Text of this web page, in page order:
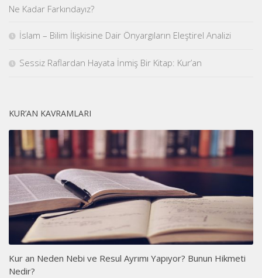
Ne Kadar Farkındayız?
İslam – Bilim İlişkisine Dair Önyargıların Eleştirel Analizi
Sessiz Raflardan Hayata İnmiş Bir Kitap: Kur’an
KUR’AN KAVRAMLARI
Kur an Neden Nebi ve Resul Ayrımı Yapıyor? Bunun Hikmeti
Nedir?